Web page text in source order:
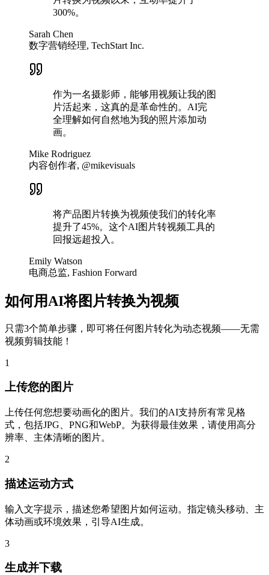
300%。
Sarah Chen
数字营销经理, TechStart Inc.
作为一名摄影师，能够用视频让我的图
片活起来，这真的是革命性的。AI完
全理解如何自然地为我的照片添加动
画。
Mike Rodriguez
内容创作者, @mikevisuals
将产品图片转换为视频使我们的转化率
提升了45%。这个AI图片转视频工具的
回报远超投入。
Emily Watson
电商总监, Fashion Forward
如何用AI将图片转换为视频
只需3个简单步骤，即可将任何图片转化为动态视频——无需
视频剪辑技能！
1
上传您的图片
上传任何您想要动画化的图片。我们的AI支持所有常见格
式，包括JPG、PNG和WebP。为获得最佳效果，请使用高分
辨率、主体清晰的图片。
2
描述运动方式
输入文字提示，描述您希望图片如何运动。指定镜头移动、主
体动画或环境效果，引导AI生成。
3
生成并下载